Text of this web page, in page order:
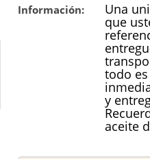
Información:
Una
que
todo
y
aceite